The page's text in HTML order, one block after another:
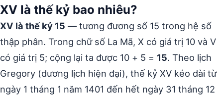
XV là thế kỷ bao nhiêu?
XV là thế kỷ 15 — tương đương số 15 trong hệ số
thập phân. Trong chữ số La Mã, X có giá trị 10 và V
có giá trị 5; cộng lại ta được 10 + 5 = 15. Theo lịch
Gregory (dương lịch hiện đại), thế kỷ XV kéo dài từ
ngày 1 tháng 1 năm 1401 đến hết ngày 31 tháng 12